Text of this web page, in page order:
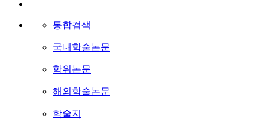
통합검색
국내학술논문
학위논문
해외학술논문
학술지